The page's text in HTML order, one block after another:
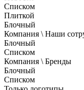
Списком
Плиткой
Блочный
Компания \ Наши
Блочный
Списком
Компания \ Бренды
Блочный
Списком